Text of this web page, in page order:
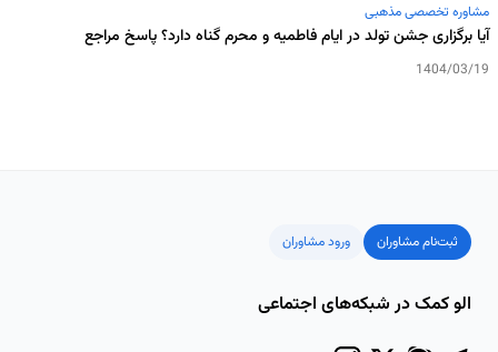
مشاوره تخصصی مذهبی
آیا برگزاری جشن تولد در ایام فاطمیه و محرم گناه دارد؟ پاسخ مراجع
1404/03/19
ثبت‌نام مشاوران ورود مشاوران
الو کمک در شبکه‌های اجتماعی